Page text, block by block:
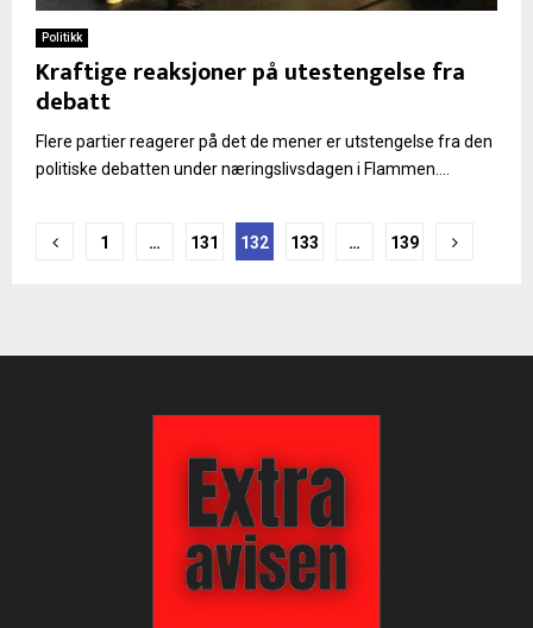
Politikk
Kraftige reaksjoner på utestengelse fra
debatt
Flere partier reagerer på det de mener er utstengelse fra den
politiske debatten under næringslivsdagen i Flammen....
Sidepaginering
1 … 131 132 133 … 139